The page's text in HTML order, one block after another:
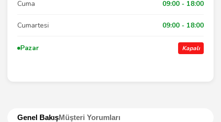
Genel BakışMüşteri Yorumları
Cuma 09:00 - 18:00
Cumartesi 09:00 - 18:00
Pazar Kapalı